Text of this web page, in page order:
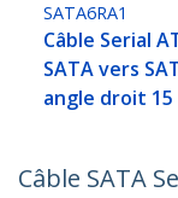
SATA6RA1
Câble Serial
SATA vers
angle droit 15
Câble SATA